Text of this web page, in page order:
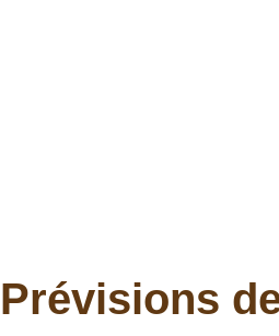
Prévisions